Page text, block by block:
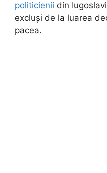
politicienii din
excluși de la luarea
pacea.